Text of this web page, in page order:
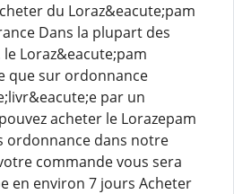
du Loraz&eacute;pam
Dans la plupart des
Loraz&eacute;pam
que sur ordonnance
par un
acheter le Lorazepam
ordonnance dans notre
commande vous sera
en environ 7 jours Acheter